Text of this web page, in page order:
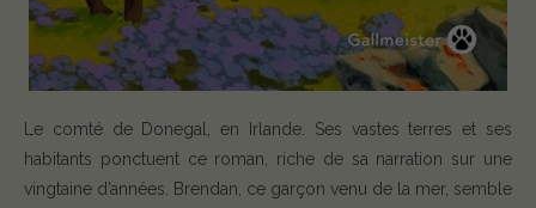
Le comté de Donegal, en Irlande. Ses vastes terres et ses
habitants ponctuent ce roman, riche de sa narration sur une
vingtaine d’années. Brendan, ce garçon venu de la mer, semble